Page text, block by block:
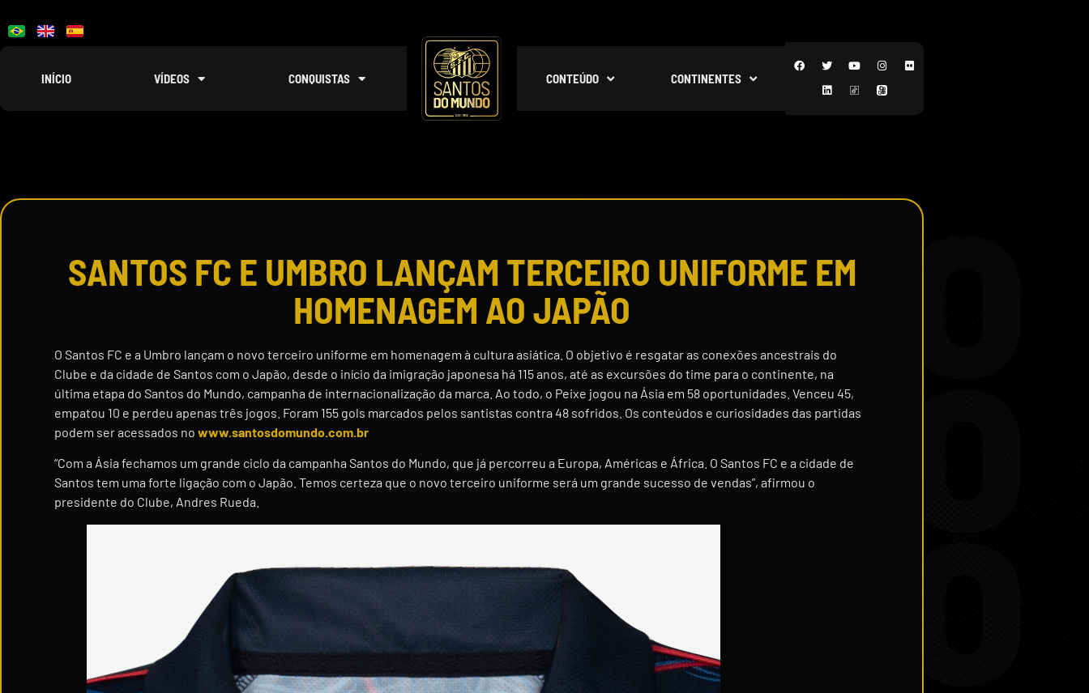
INÍCIO VÍDEOS CONQUISTAS CONTEÚDO CONTINENTES
SANTOS FC E UMBRO LANÇAM TERCEIRO UNIFORME EM
HOMENAGEM AO JAPÃO
O Santos FC e a Umbro lançam o novo terceiro uniforme em homenagem à cultura asiática. O objetivo é resgatar as conexões ancestrais do
Clube e da cidade de Santos com o Japão, desde o início da imigração japonesa há 115 anos, até as excursões do time para o continente, na
última etapa do Santos do Mundo, campanha de internacionalização da marca. Ao todo, o Peixe jogou na Ásia em 58 oportunidades. Venceu 45,
empatou 10 e perdeu apenas três jogos. Foram 155 gols marcados pelos santistas contra 48 sofridos. Os conteúdos e curiosidades das partidas
podem ser acessados no www.santosdomundo.com.br
“Com a Ásia fechamos um grande ciclo da campanha Santos do Mundo, que já percorreu a Europa, Américas e África. O Santos FC e a cidade de
Santos tem uma forte ligação com o Japão. Temos certeza que o novo terceiro uniforme será um grande sucesso de vendas”, afirmou o
presidente do Clube, Andres Rueda.